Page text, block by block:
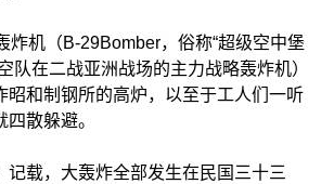
机（B-29Bomber，俗称“超级空中堡
队在二战亚洲战场的主力战略轰炸机）
昭和制钢所的高炉，以至于工人们一听
散躲避。
载，大轰炸全部发生在民国三十三